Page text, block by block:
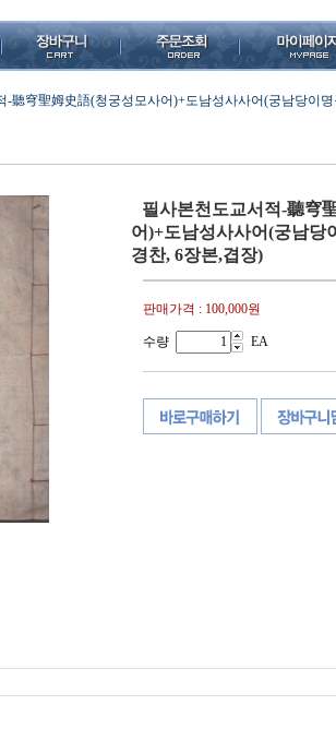
-聽穹聖姆史語(청궁성모사어)+도남성사사어(궁남당이
필사본천도교서적-聽穹
어)+도남성사사어(궁남당
경찬, 6장본,겹장)
판매가격 : 100,000원
수량 EA